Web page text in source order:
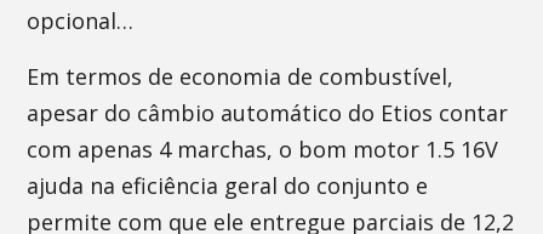
opcional…
Em termos de economia de combustível,
apesar do câmbio automático do Etios contar
com apenas 4 marchas, o bom motor 1.5 16V
ajuda na eficiência geral do conjunto e
permite com que ele entregue parciais de 12,2